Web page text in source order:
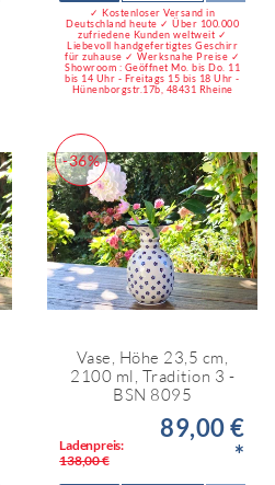
✓ Kostenloser Versand in
Deutschland heute ✓ Über 100.000
zufriedene Kunden weltweit ✓
Liebevoll handgefertigtes Geschirr
für zuhause ✓ Werksnahe Preise ✓
Showroom : Geöffnet Mo. bis Do. 11
bis 14 Uhr - Freitags 15 bis 18 Uhr -
Hünenborgstr.17b, 48431 Rheine
-36%
Vase, Höhe 23,5 cm,
2100 ml, Tradition 3 -
BSN 8095
Ladenpreis:
138,00 €
89,00 €
*